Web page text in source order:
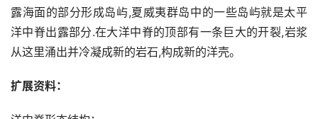
露海面的部分形成岛屿,夏威夷群岛中的一些岛屿就是太平
洋中脊出露部分.在大洋中脊的顶部有一条巨大的开裂,岩浆
从这里涌出并冷凝成新的岩石,构成新的洋壳。
扩展资料：